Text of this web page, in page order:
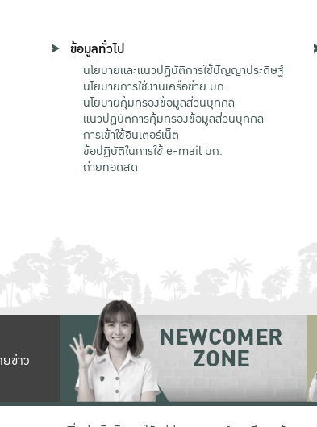
ข้อมูลทั่วไป
นโยบายและแนวปฏิบัติการใช้ปัญญาประดิษฐ์
นโยบายการใช้งานเครือข่าย มก.
นโยบายคุ้มครองข้อมูลส่วนบุคคล
แนวปฏิบัติการคุ้มครองข้อมูลส่วนบุคคล
การเข้าใช้อินเตอร์เน็ต
ข้อปฏิบัติในการใช้ e-mail มก.
ถ่ายทอดสด
ข่าว
NEWCOMER
ZONE